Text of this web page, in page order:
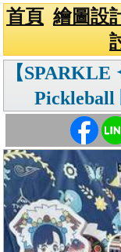
首頁 繪圖設
【SPARKLE
Pickleball